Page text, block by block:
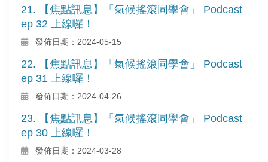
21. 【焦點訊息】「氣候搖滾同學會」 Podcast
ep 32 上線囉！
發佈日期：2024-05-15
22. 【焦點訊息】「氣候搖滾同學會」 Podcast
ep 31 上線囉！
發佈日期：2024-04-26
23. 【焦點訊息】「氣候搖滾同學會」 Podcast
ep 30 上線囉！
發佈日期：2024-03-28